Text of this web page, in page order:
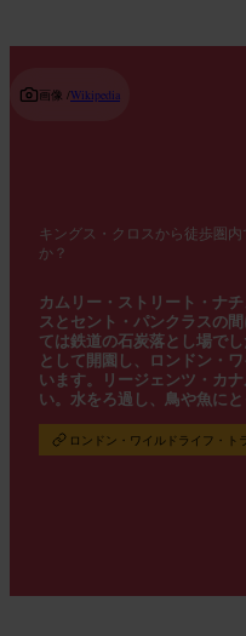
画像 /Wikipedia
キングス・クロスから徒歩圏
か？
カムリー・ストリート・ナ
スとセント・パンクラスの
ては鉄道の石炭落とし場で
として開園し、ロンドン・
います。リージェンツ・カ
い。水をろ過し、鳥や魚に
ロンドン・ワイルドライフ・ト